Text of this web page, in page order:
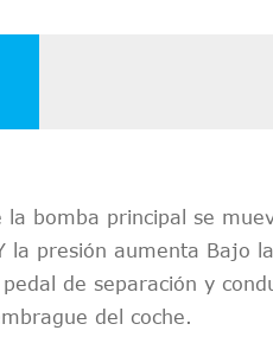
bomba principal se
presión aumenta Bajo
de separación y
del coche.